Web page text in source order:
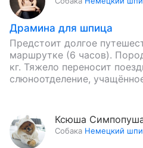
Драмина для шпица
Предстоит долгое
маршрутке (6 часов).
кг. Тяжело переносит
слюноотделение,
Ксюша
Собака Немецкий